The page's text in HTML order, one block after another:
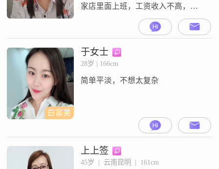
家店里面上班，工资收入不高，没
有不良嗜好，我身子虚，一换季降
温我就回生病，平时还会头痛，我
离婚，没有孩子，想找一个理解
我，能照顾我的人##3002##平时休
息喜欢研究美食##3002##
白富美
于女士
28岁 | 166cm
简单平淡，不想太复杂
上上签
45岁  |  云南昆明  |  161cm